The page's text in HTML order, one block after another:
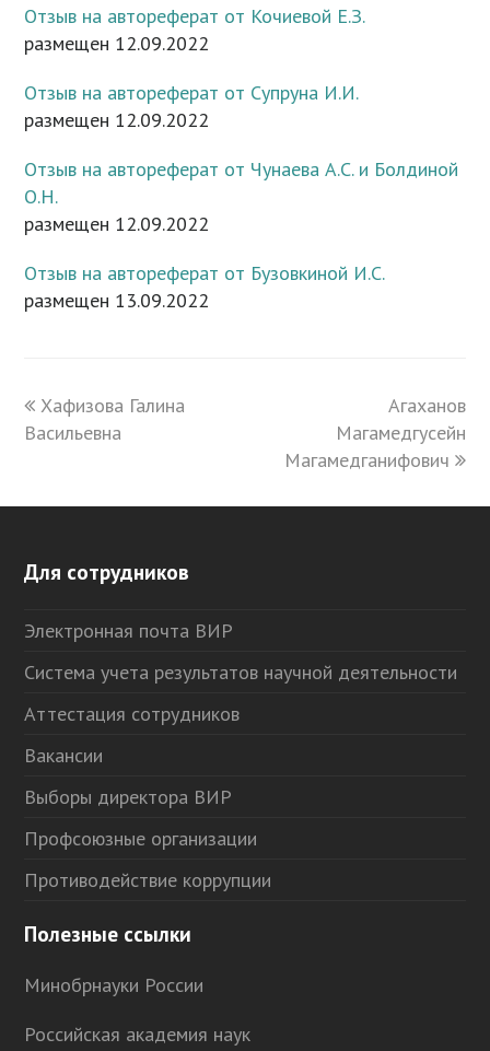
Отзыв на автореферат от Кочиевой Е.З.
размещен 12.09.2022
Отзыв на автореферат от Супруна И.И.
размещен 12.09.2022
Отзыв на автореферат от Чунаева А.С. и Болдиной
О.Н.
размещен 12.09.2022
Отзыв на автореферат от Бузовкиной И.С.
размещен 13.09.2022
previous
post:
Хафизова Галина
Васильевна
next
post:
Агаханов
Магамедгусейн
Магамедганифович
Для сотрудников
Электронная почта ВИР
Система учета результатов научной деятельности
Аттестация сотрудников
Вакансии
Выборы директора ВИР
Профсоюзные организации
Противодействие коррупции
Полезные ссылки
Минобрнауки России
Российская академия наук